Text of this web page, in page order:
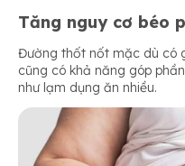
Tăng nguy cơ béo
Đường thốt nốt mặc dù có
cũng có khả năng góp
như lạm dụng ăn nhiều.